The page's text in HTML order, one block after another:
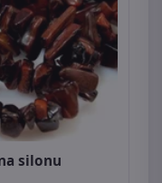
silonu